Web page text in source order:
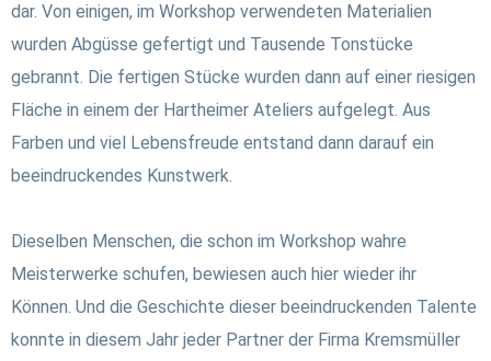
dar. Von einigen, im Workshop verwendeten Materialien
wurden Abgüsse gefertigt und Tausende Tonstücke
gebrannt. Die fertigen Stücke wurden dann auf einer riesigen
Fläche in einem der Hartheimer Ateliers aufgelegt. Aus
Farben und viel Lebensfreude entstand dann darauf ein
beeindruckendes Kunstwerk.
Dieselben Menschen, die schon im Workshop wahre
Meisterwerke schufen, bewiesen auch hier wieder ihr
Können. Und die Geschichte dieser beeindruckenden Talente
konnte in diesem Jahr jeder Partner der Firma Kremsmüller